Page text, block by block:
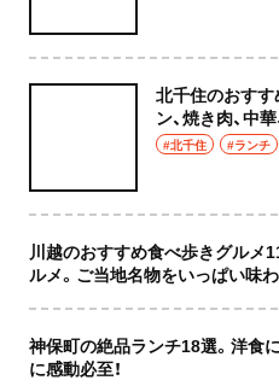
北千住のおすす
ン、焼き肉、中
な店もおしゃれ
#北千住 #ランチ
川越のおすすめ食べ歩きグルメ
ルメ。ご当地名物をいっぱい味
神保町の絶品ランチ18選。洋食
に感動必至！